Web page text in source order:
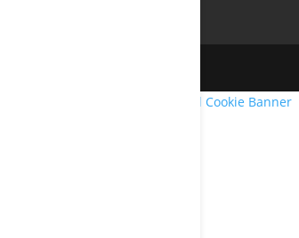
WordPress Cookie Plugin von Real Cookie Banner